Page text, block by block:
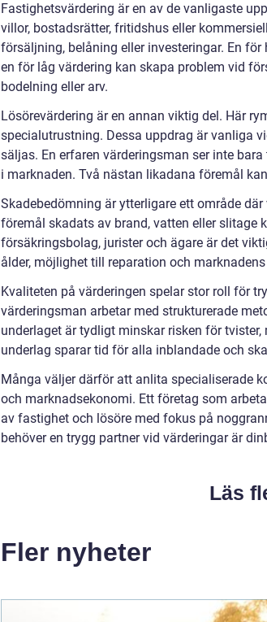
Fastighetsvärdering är en av de vanligaste
villor, bostadsrätter, fritidshus eller
försäljning, belåning eller investeringar. En
en för låg värdering kan skapa problem vid
bodelning eller arv.
Lösörevärdering är en annan viktig del. Här
specialutrustning. Dessa uppdrag är vanliga
säljas. En erfaren värderingsman ser inte
i marknaden. Två nästan likadana föremål
Skadebedömning är ytterligare ett område
föremål skadats av brand, vatten eller slitage
försäkringsbolag, jurister och ägare är det
ålder, möjlighet till reparation och
Kvaliteten på värderingen spelar stor roll för
värderingsman arbetar med strukturerade
underlaget är tydligt minskar risken för
underlag sparar tid för alla inblandade och
Många väljer därför att anlita specialiserade
och marknadsekonomi. Ett företag som
av fastighet och lösöre med fokus på
behöver en trygg partner vid värderingar är
Läs
Fler nyheter